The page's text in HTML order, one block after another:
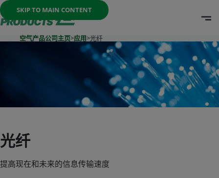
SKIP TO MAIN CONTENT
Once the menu is open you can move between options
空气产品公司主页>应用>光纤
光纤
提高现在和未来的信息传输速度